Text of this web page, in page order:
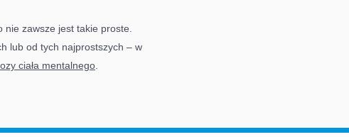
nie zawsze jest takie proste.
lub od tych najprostszych – w
ciała mentalnego